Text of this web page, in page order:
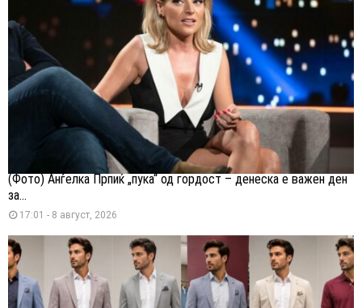
(Фото) Анѓелка Прпиќ „пука“ од гордост – денеска е важен ден
за...
17:01 - 8 август, 2026